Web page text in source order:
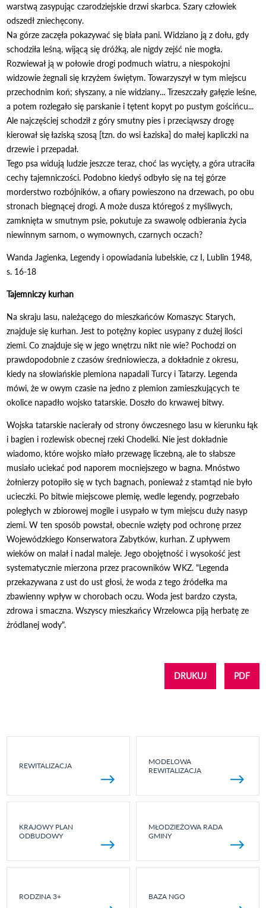
warstwą zasypując czarodziejskie drzwi skarbca. Szary człowiek
odszedł zniechęcony.
Na górze zaczęła pokazywać się biała pani. Widziano ją z dołu, gdy
schodziła leśną, wijącą się dróżką, ale nigdy zejść nie mogła.
Rozwiewał ją w połowie drogi podmuch wiatru, a niespokojni
widzowie żegnali się krzyżem świętym. Towarzyszył w tym miejscu
przechodnim koń; słyszany, a nie widziany... Trzeszczały gałęzie leśne,
a potem rozlegało się parskanie i tętent kopyt po pustym gościńcu...
Ale najczęściej schodził z góry smutny pies i przeciąwszy drogę
kierował się łaziską szosą [tzn. do wsi Łaziska] do małej kapliczki na
drzewie i przepadał.
Tego psa widują ludzie jeszcze teraz, choć las wycięty, a góra utraciła
cechy tajemniczości. Podobno kiedyś odbyło się na tej górze
morderstwo rozbójników, a ofiary powieszono na drzewach, po obu
stronach biegnącej drogi. A może dusza któregoś z myśliwych,
zamknięta w smutnym psie, pokutuje za swawolę odbierania życia
niewinnym sarnom, o wymownych, czarnych oczach?
Wanda Jagienka, Legendy i opowiadania lubelskie, cz I, Lublin 1948,
s. 16-18
Tajemniczy kurhan
Na skraju lasu, należącego do mieszkańców Komaszyc Starych,
znajduje się kurhan. Jest to potężny kopiec usypany z dużej ilości
ziemi. Co znajduje się w jego wnętrzu nikt nie wie? Pochodzi on
prawdopodobnie z czasów średniowiecza, a dokładnie z okresu,
kiedy na słowiańskie plemiona napadali Turcy i Tatarzy. Legenda
mówi, że w owym czasie na jedno z plemion zamieszkujących te
okolice napadło wojsko tatarskie. Doszło do krwawej bitwy.
Wojska tatarskie nacierały od strony ówczesnego lasu w kierunku łąk
i bagien i rozlewisk obecnej rzeki Chodelki. Nie jest dokładnie
wiadomo, które wojsko miało przewagę liczebną, ale to słabsze
musiało uciekać pod naporem mocniejszego w bagna. Mnóstwo
żołnierzy potopiło się w tych bagnach, ponieważ z stamtąd nie było
ucieczki. Po bitwie miejscowe plemię, wedle legendy, pogrzebało
poległych w zbiorowej mogile i usypało w tym miejscu duży nasyp
ziemi. W ten sposób powstał, obecnie wzięty pod ochronę przez
Wojewódzkiego Konserwatora Zabytków, kurhan. Z upływem
wieków on malał i nadal maleje. Jego obojętność i wysokość jest
systematycznie mierzona przez pracowników WKZ. "Legenda
przekazywana z ust do ust głosi, że woda z tego źródełka ma
zbawienny wpływ w chorobach oczu. Woda jest bardzo czysta,
zdrowa i smaczna. Wszyscy mieszkańcy Wrzelowca piją herbatę ze
źródlanej wody".
DRUKUJ PDF
REWITALIZACJA
MODELOWA
REWITALIZACJA
KRAJOWY PLAN
ODBUDOWY
MŁODZIEŻOWA RADA
GMINY
RODZINA 3+ BAZA NGO